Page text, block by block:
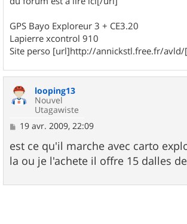
GPS Bayo Exploreur 3 + CE3.20
Lapierre xcontrol 910
Site perso [url]http://annickstl.free.fr/
looping13
Nouvel
Utagawiste
M
s
s
a
e
19 avr. 2009, 22:09
est ce qu'il marche avec carto
la ou je l'achete il offre 15 dalles